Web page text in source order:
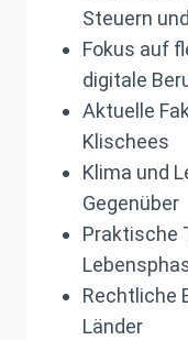
Steuern
Fokus auf
digitale
Aktuelle
Klischees
Klima und
Gegenüber
Praktische
Rechtliche
Länder